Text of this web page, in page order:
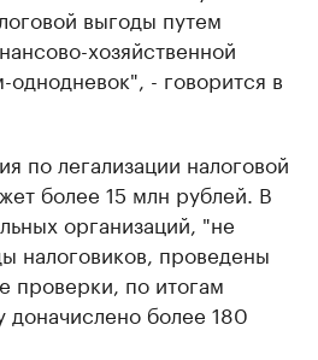
выгоды путем
хозяйственной
однодневок", - говорится в
по легализации налоговой
более 15 млн рублей. В
организаций, "не
налоговиков, проведены
проверки, по итогам
доначислено более 180